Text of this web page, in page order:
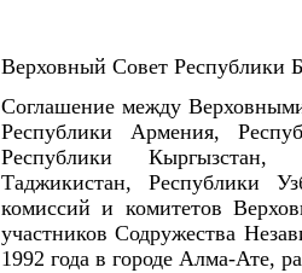
Верховный Совет
Соглашение между
Республики Армения,
Республики Кыргызстан,
Таджикистан, Республики
комиссий и комитетов
участников Содружества
1992 года в городе Алма-Ате,